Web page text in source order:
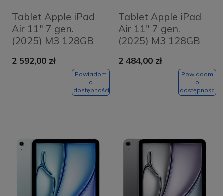
Tablet Apple iPad
Air 11" 7 gen.
(2025) M3 128GB
szarość - Space
2 592,00 zł
Powiadom
o
dostępności
Tablet Apple iPad
Air 11" 7 gen.
(2025) M3 128GB
poświata -
2 484,00 zł
Powiadom
o
dostępności